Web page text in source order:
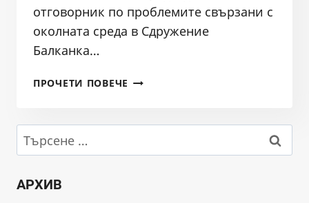
отговорник по проблемите свързани с
околната среда в Сдружение
Балканка…
ПРОЧЕТИ ПОВЕЧЕ СИГНАЛ
РДГ
И
Търсене
за:
АРХИВ